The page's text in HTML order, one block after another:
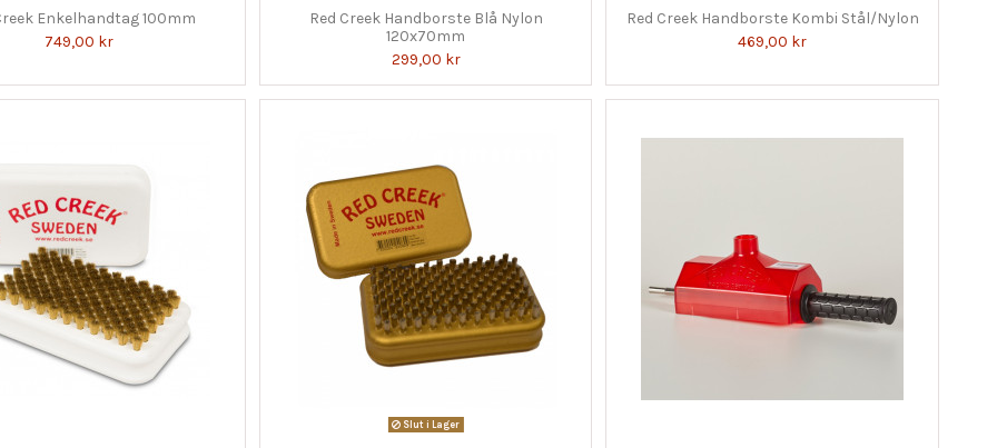
Enkelhandtag 100mm
749,00 kr
Red Creek Handborste Blå Nylon
120x70mm
299,00 kr
Red Creek Handborste Kombi Stål/Nylon
469,00 kr
Slut i Lager